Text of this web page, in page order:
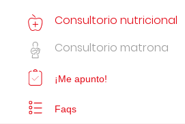
Consultorio nutricional
Consultorio matrona
¡Me apunto!
Faqs